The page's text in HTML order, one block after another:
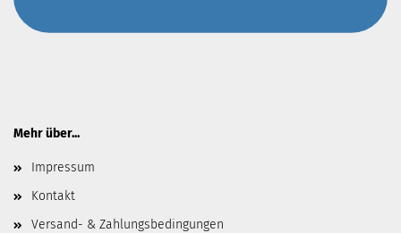
Mehr über...
Impressum
Kontakt
Versand- & Zahlungsbedingungen